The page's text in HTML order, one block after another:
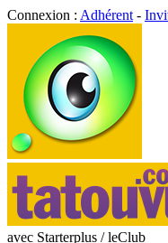
Connexion : Adhérent -
avec Starterplus / leClub